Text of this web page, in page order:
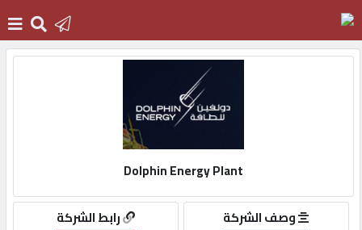
التسجيل
Dolphin Energy Plant
رابط الشركة
وصف الشركة